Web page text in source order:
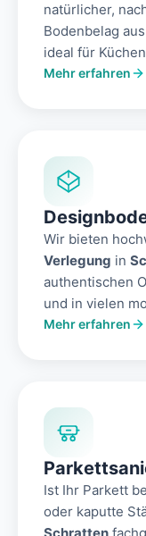
natürlicher,
Bodenbelag
ideal für
Mehr erfahren
Wir bieten
Verlegung in
authentischen
und in vielen
Mehr erfahren
Ist Ihr Parkett
oder kaputte